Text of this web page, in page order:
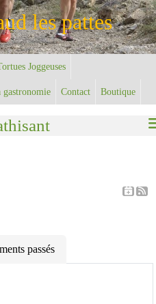
les pattes
Joggeuses
gastronomie Contact Boutique
passés